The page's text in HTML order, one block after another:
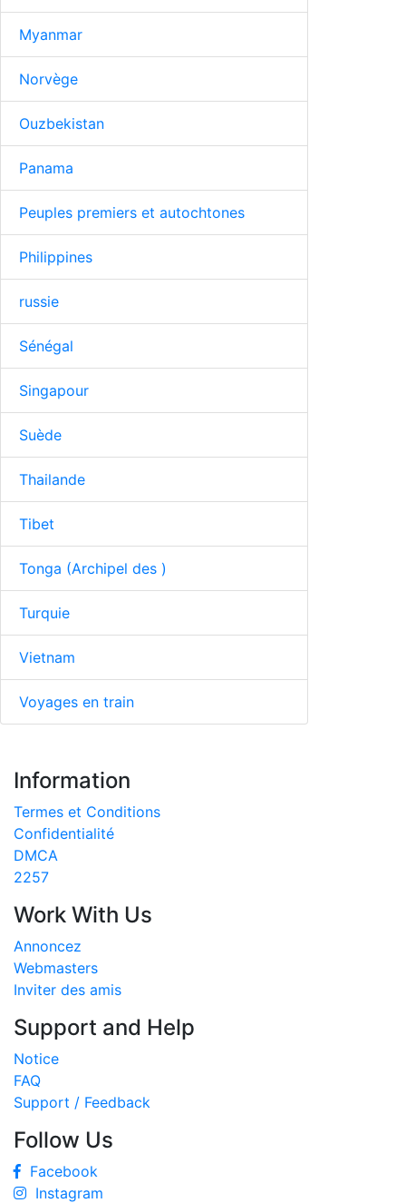
Myanmar
Norvège
Ouzbekistan
Panama
Peuples premiers et autochtones
Philippines
russie
Sénégal
Singapour
Suède
Thailande
Tibet
Tonga (Archipel des )
Turquie
Vietnam
Voyages en train
Information
Termes et Conditions
Confidentialité
DMCA
2257
Work With Us
Annoncez
Webmasters
Inviter des amis
Support and Help
Notice
FAQ
Support / Feedback
Follow Us
Facebook
Instagram